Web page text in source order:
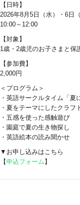
【日時】
2026年8月5日（水）・6日（
10:00～12:00
【対象】
1歳・2歳児のお子さまと保
【参加費】
2,000円
＜プログラム＞
・英語サークルタイム「夏
・夏をテーマにしたクラフ
・五感を使った感触遊び
・園庭で夏の生き物探し
・英語絵本の読み聞かせ
▼お申し込みはこちら
【申込フォーム】